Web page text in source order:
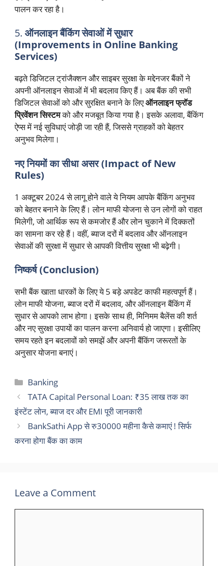
पालन कर रहा है।
5. ऑनलाइन बैंकिंग सेवाओं में सुधार
(Improvements in Online Banking
Services)
बढ़ते डिजिटल ट्रांजैक्शन और साइबर सुरक्षा के मद्देनजर बैंकों ने
अपनी ऑनलाइन सेवाओं में भी बदलाव किए हैं। अब बैंक की सभी
डिजिटल सेवाओं को और सुरक्षित बनाने के लिएऑनलाइन फ्रॉड
प्रिवेंशन सिस्टमको और मजबूत किया गया है। इसके अलावा, बैंकिंग
ऐप्स में नई सुविधाएं जोड़ी जा रही हैं, जिससे ग्राहकों को बेहतर
अनुभव मिलेगा।
नए नियमों का सीधा असर (Impact of New
Rules)
1 अक्टूबर 2024 से लागू होने वाले ये नियम आपके बैंकिंग अनुभव
को बेहतर बनाने के लिए हैं। लोन माफी योजना से उन लोगों को राहत
मिलेगी, जो आर्थिक रूप से कमजोर हैं और लोन चुकाने में दिक्कतों
का सामना कर रहे हैं। वहीं, ब्याज दरों में बदलाव और ऑनलाइन
सेवाओं की सुरक्षा में सुधार से आपकी वित्तीय सुरक्षा भी बढ़ेगी।
निष्कर्ष (Conclusion)
सभी बैंक खाता धारकों के लिए ये 5 बड़े अपडेट काफी महत्वपूर्ण हैं।
लोन माफी योजना, ब्याज दरों में बदलाव, और ऑनलाइन बैंकिंग में
सुधार से आपको लाभ होगा। इसके साथ ही, मिनिमम बैलेंस की शर्त
और नए सुरक्षा उपायों का पालन करना अनिवार्य हो जाएगा। इसीलिए
समय रहते इन बदलावों को समझें और अपनी बैंकिंग जरूरतों के
अनुसार योजना बनाएं।
Categories
Banking
TATA Capital Personal Loan: ₹35 लाख तक का
इंस्टेंट लोन, ब्याज दर और EMI पूरी जानकारी
BankSathi App से रु30000 महीना कैसे कमाएं ! सिर्फ
करना होगा बैंक का काम
Leave a Comment